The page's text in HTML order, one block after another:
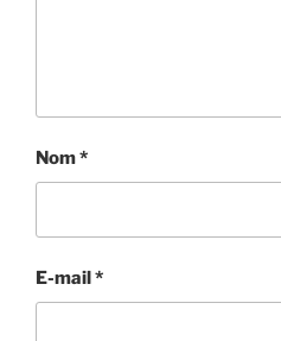
Nom*
E-mail*